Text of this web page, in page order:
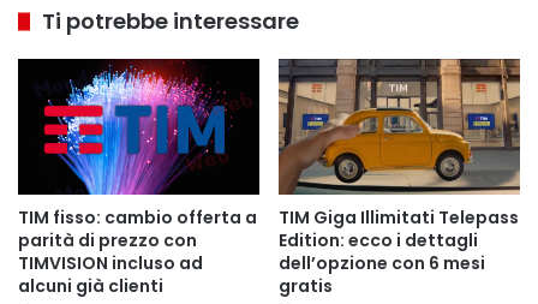
Ti potrebbe interessare
TIM fisso: cambio offerta a
parità di prezzo con
TIMVISION incluso ad
alcuni già clienti
TIM Giga Illimitati Telepass
Edition: ecco i dettagli
dell’opzione con 6 mesi
gratis